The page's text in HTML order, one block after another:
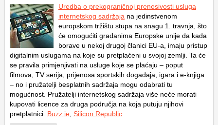
Uredba o prekograničnoj prenosivosti usluga
internetskog sadržaja na jedinstvenom
europskom tržištu stupa na snagu 1. travnja, što
će omogućiti građanima Europske unije da kada
borave u nekoj drugoj članici EU-a, imaju pristup
digitalnim uslugama na koje su pretplaćeni u svojoj zemlji. Ta će
se pravila primjenjivati na usluge koje se plaćaju – poput
filmova, TV serija, prijenosa sportskih događaja, igara i e-knjiga
– no i pružatelji besplatnih sadržaja mogu odabrati tu
mogućnost. Pružatelji internetskog sadržaja više neće morati
kupovati licence za druga područja na koja putuju njihovi
pretplatnici. Buzz.ie Silicon Republic